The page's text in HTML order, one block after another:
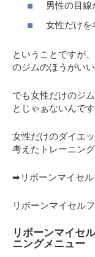
男性の目線
女性だけを
ということですが
のジムのほうがい
でも女性だけのジ
とじゃぁないんです
女性だけのダイエ
考えたトレーニン
➡リボーンマイセ
リボーンマイセル
リボーンマイセ
ニングメニュー